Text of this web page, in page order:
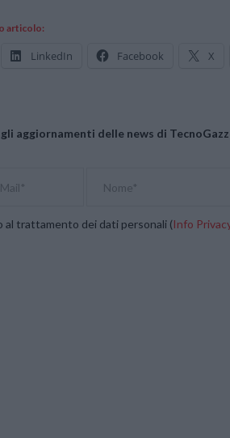
articolo:
LinkedIn Facebook X
aggiornamenti delle news di
al trattamento dei dati personali (Info